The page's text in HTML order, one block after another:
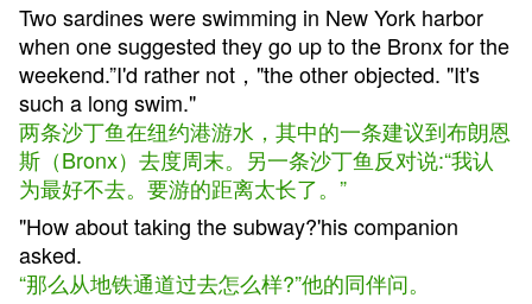
Two sardines were swimming in New York harbor
when one suggested they go up to the Bronx for the
weekend.”I'd rather not，"the other objected. "It's
such a long swim."
两条沙丁鱼在纽约港游水，其中的一条建议到布朗恩
斯（Bronx）去度周末。另一条沙丁鱼反对说:“我认
为最好不去。要游的距离太长了。”
"How about taking the subway?'his companion
asked.
“那么从地铁通道过去怎么样?”他的同伴问。